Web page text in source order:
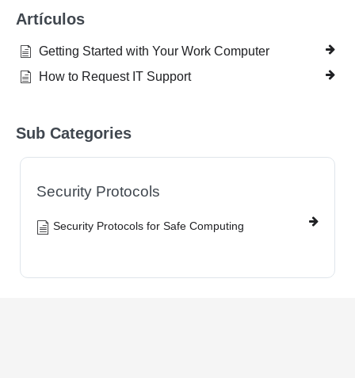
Artículos
Getting Started with Your Work Computer
How to Request IT Support
Sub Categories
Security Protocols
Security Protocols for Safe Computing